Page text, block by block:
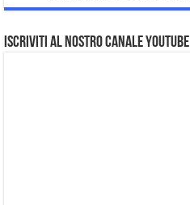
Iscriviti al nostro Canale Youtube